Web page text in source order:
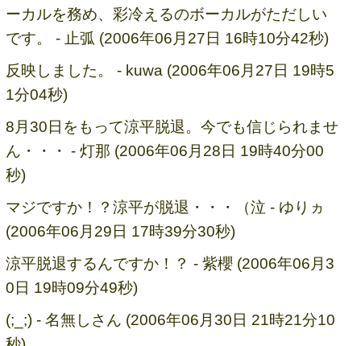
ーカルを務め、彩冷えるのボーカルがただしい
です。 - 止弧 (2006年06月27日 16時10分42秒)
反映しました。 - kuwa (2006年06月27日 19時5
1分04秒)
8月30日をもって涼平脱退。今でも信じられませ
ん・・・ - 灯那 (2006年06月28日 19時40分00
秒)
マジですか！？涼平が脱退・・・（泣 - ゆりヵ
(2006年06月29日 17時39分30秒)
涼平脱退するんですか！？ - 紫櫻 (2006年06月3
0日 19時09分49秒)
(;_;) - 名無しさん (2006年06月30日 21時21分10